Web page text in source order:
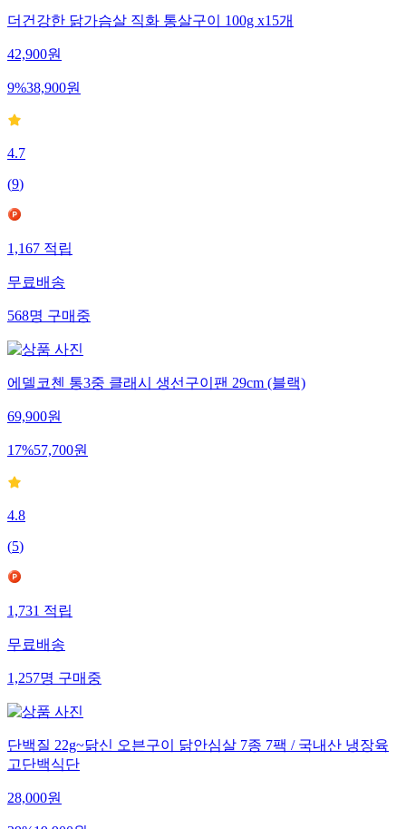
더건강한 닭가슴살 직화 통살구이 100g x15개
42,900원
9%38,900원
4.7
(9)
1,167 적립
무료배송
568명 구매중
에델코첸 통3중 클래시 생선구이팬 29cm (블랙)
69,900원
17%57,700원
4.8
(5)
1,731 적립
무료배송
1,257명 구매중
단백질 22g~닭신 오븐구이 닭안심살 7종 7팩 / 국내산 냉장육
고단백식단
28,000원